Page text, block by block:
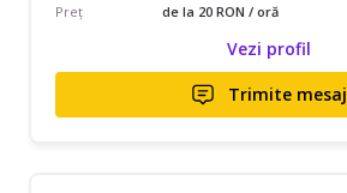
Preț
de la 20 RON / oră
Vezi profil
Trimite mesaj